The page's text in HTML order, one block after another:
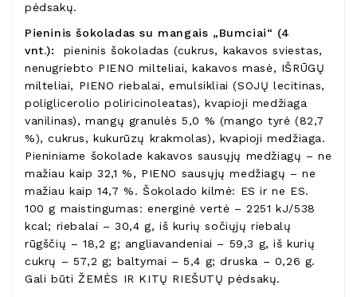
pėdsakų.
Pieninis šokoladas su mangais „Bumciai“ (4
vnt.): pieninis šokoladas (cukrus, kakavos sviestas,
nenugriebto PIENO milteliai, kakavos masė, IŠRŪGŲ
milteliai, PIENO riebalai, emulsikliai (SOJŲ lecitinas,
poliglicerolio poliricinoleatas), kvapioji medžiaga
vanilinas), mangų granulės 5,0 % (mango tyrė (82,7
%), cukrus, kukurūzų krakmolas), kvapioji medžiaga.
Pieniniame šokolade kakavos sausųjų medžiagų – ne
mažiau kaip 32,1 %, PIENO sausųjų medžiagų – ne
mažiau kaip 14,7 %. Šokolado kilmė: ES ir ne ES.
100 g maistingumas: energinė vertė – 2251 kJ/538
kcal; riebalai – 30,4 g, iš kurių sočiųjų riebalų
rūgščių – 18,2 g; angliavandeniai – 59,3 g, iš kurių
cukrų – 57,2 g; baltymai – 5,4 g; druska – 0,26 g.
Gali būti ŽEMĖS IR KITŲ RIEŠUTŲ pėdsakų.